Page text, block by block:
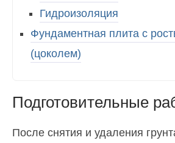
Гидроизоляция
Фундаментная плита с
(цоколем)
Подготовительные
После снятия и удаления